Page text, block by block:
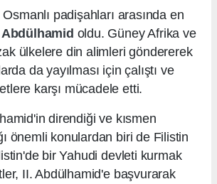
Osmanlı padişahları arasında en
Abdülhamid oldu. Güney Afrika ve
ülkelere din alimleri göndererek
da yayılması için çalıştı ve
karşı mücadele etti.
direndiği ve kısmen
önemli konulardan biri de Filistin
bir Yahudi devleti kurmak
II. Abdülhamid'e başvurarak